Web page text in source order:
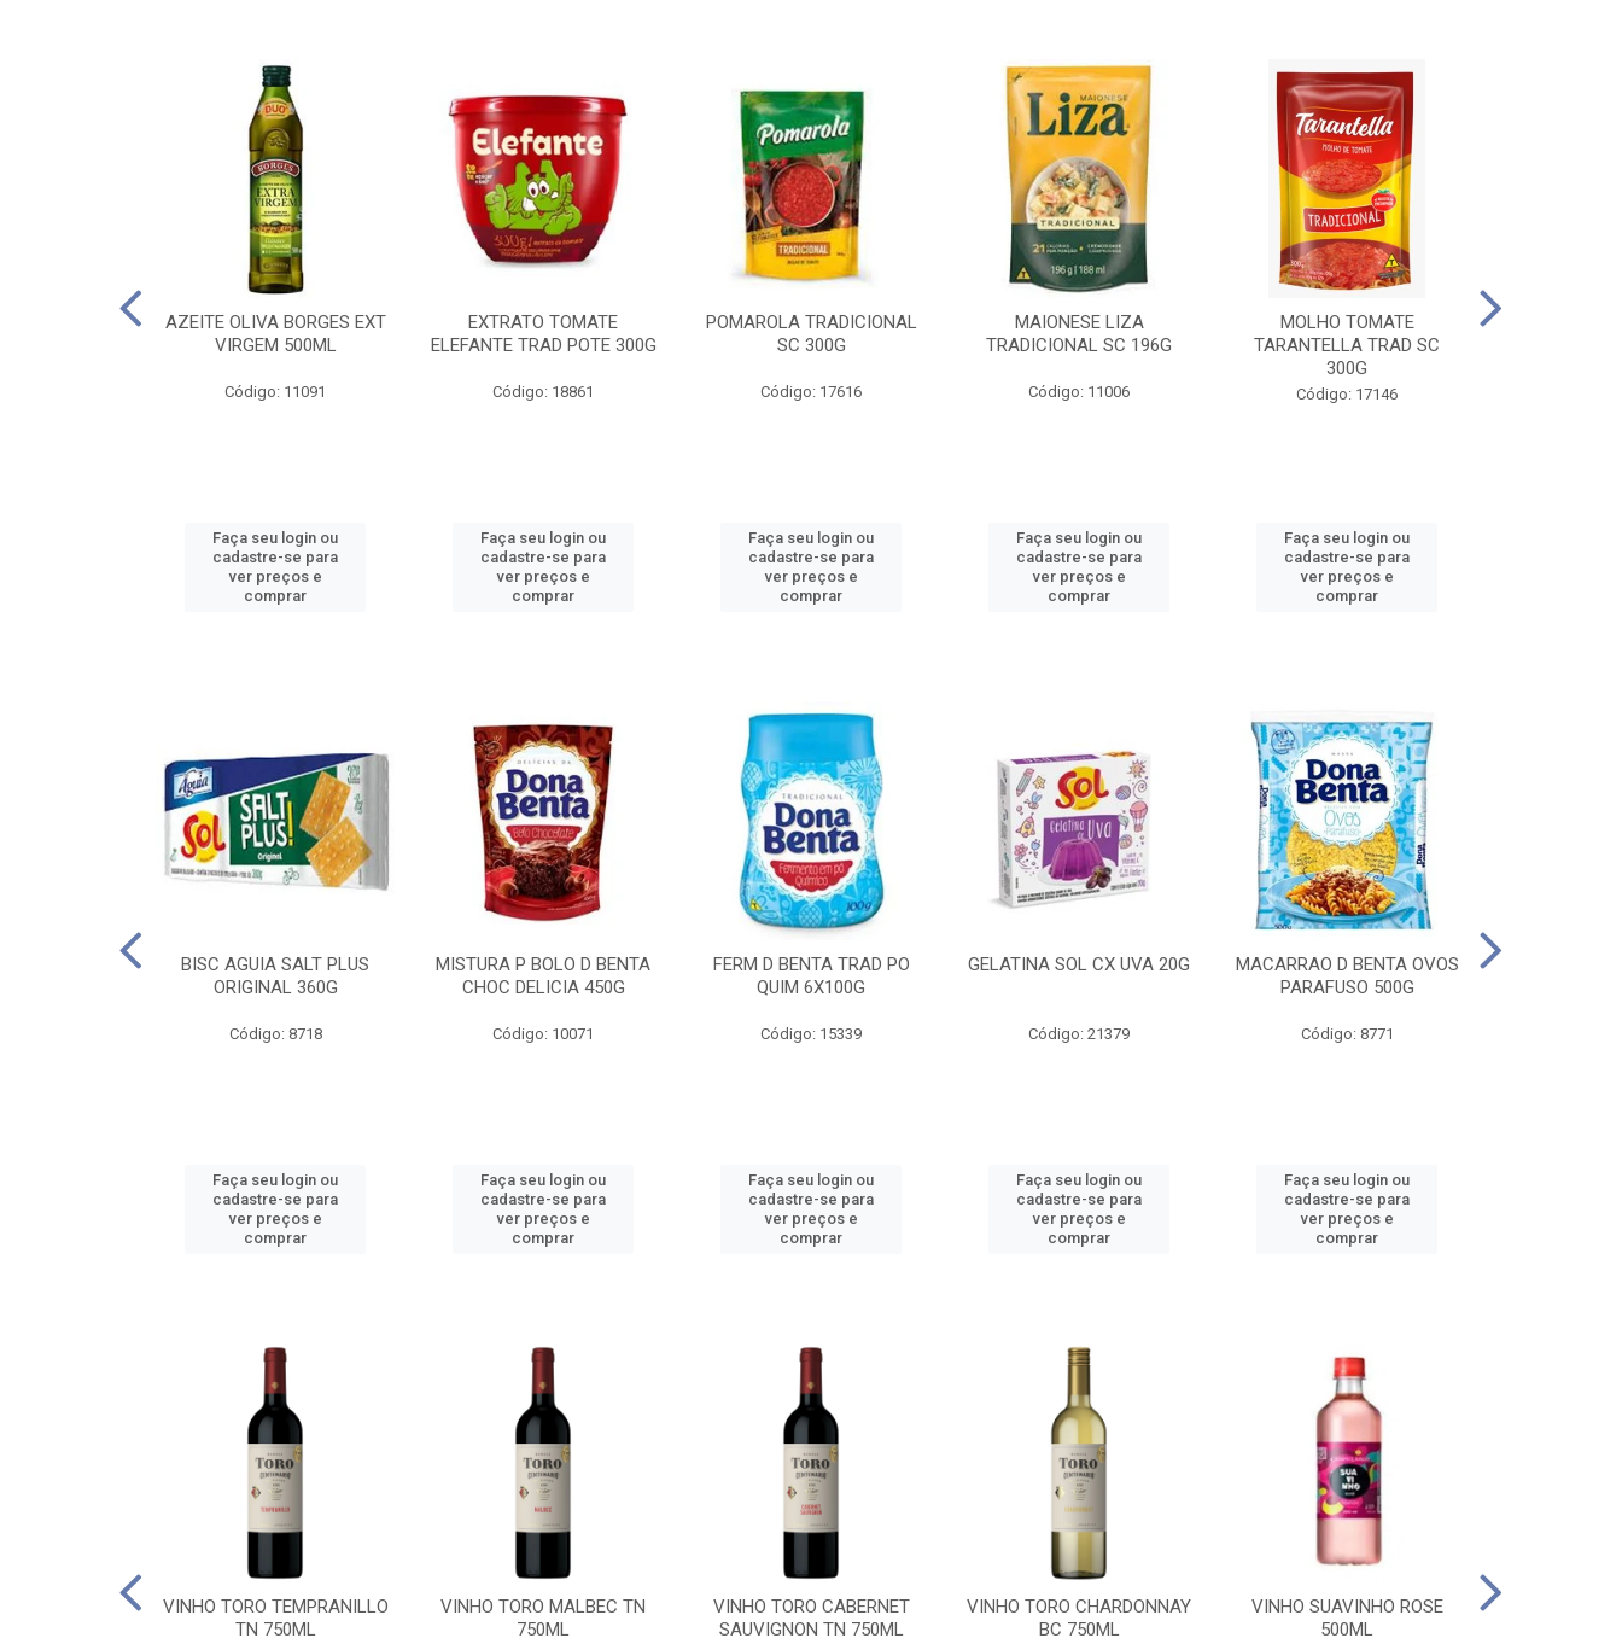
AZEITE OLIVA BORGES EXT
VIRGEM 500ML
Código: 11091
Faça seu login ou
cadastre-se para
ver preços e
comprar
EXTRATO TOMATE
ELEFANTE TRAD POTE 300G
Código: 18861
Faça seu login ou
cadastre-se para
ver preços e
comprar
POMAROLA TRADICIONAL
SC 300G
Código: 17616
Faça seu login ou
cadastre-se para
ver preços e
comprar
MAIONESE LIZA
TRADICIONAL SC 196G
Código: 11006
Faça seu login ou
cadastre-se para
ver preços e
comprar
MOLHO TOMATE
TARANTELLA TRAD SC
300G
Código: 17146
Faça seu login ou
cadastre-se para
ver preços e
comprar
BISC AGUIA SALT PLUS
ORIGINAL 360G
Código: 8718
Faça seu login ou
cadastre-se para
ver preços e
comprar
MISTURA P BOLO D BENTA
CHOC DELICIA 450G
Código: 10071
Faça seu login ou
cadastre-se para
ver preços e
comprar
FERM D BENTA TRAD PO
QUIM 6X100G
Código: 15339
Faça seu login ou
cadastre-se para
ver preços e
comprar
GELATINA SOL CX UVA 20G
Código: 21379
Faça seu login ou
cadastre-se para
ver preços e
comprar
MACARRAO D BENTA OVOS
PARAFUSO 500G
Código: 8771
Faça seu login ou
cadastre-se para
ver preços e
comprar
VINHO TORO TEMPRANILLO
TN 750ML
VINHO TORO MALBEC TN
750ML
VINHO TORO CABERNET
SAUVIGNON TN 750ML
VINHO TORO CHARDONNAY
BC 750ML
VINHO SUAVINHO ROSE
500ML